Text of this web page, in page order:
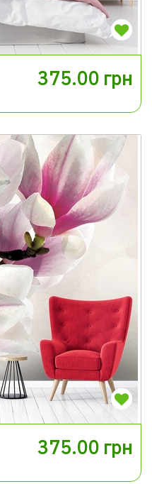
375.00 грн
375.00 грн